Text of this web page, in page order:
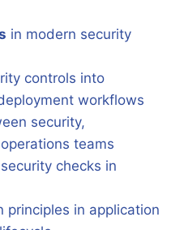
in modern security
controls into
workflows
security,
teams
checks in
principles in application